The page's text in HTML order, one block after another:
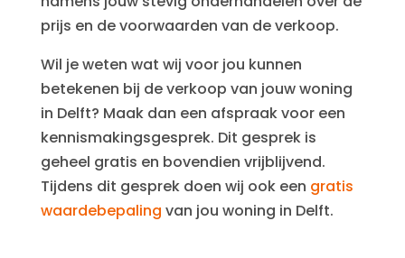
prijs en de voorwaarden van de verkoop.
Wil je weten wat wij voor jou kunnen
betekenen bij de verkoop van jouw woning
in Delft? Maak dan een afspraak voor een
kennismakingsgesprek. Dit gesprek is
geheel gratis en bovendien vrijblijvend.
Tijdens dit gesprek doen wij ook een gratis
waardebepaling van jou woning in Delft.